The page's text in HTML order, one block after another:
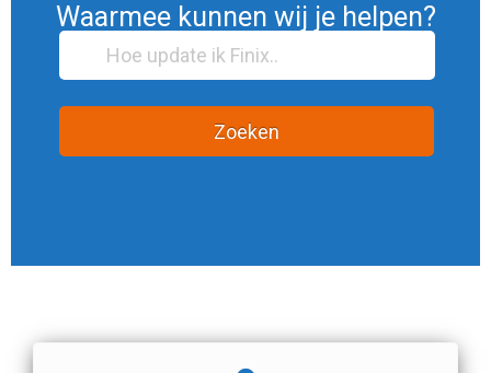
Waarmee kunnen wij je helpen?
Zoeken